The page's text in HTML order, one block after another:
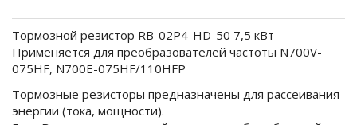
Тормозной резистор RB-02P4-HD-50 7,5 кВт
Применяется для преобразователей частоты N700V-
075HF, N700E-075HF/110HFP
Тормозные резисторы предназначены для рассеивания
энергии (тока, мощности).